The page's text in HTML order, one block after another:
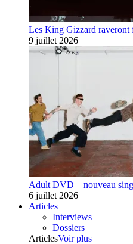
Les King Gizzard raveront
9 juillet 2026
Adult DVD – nouveau
6 juillet 2026
Articles
Interviews
Dossiers
ArticlesVoir plus